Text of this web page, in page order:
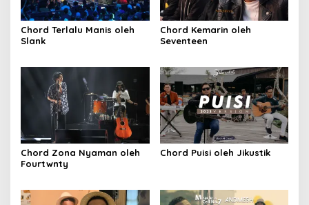
Chord Terlalu Manis oleh
Slank
Chord Kemarin oleh
Seventeen
Chord Zona Nyaman oleh
Fourtwnty
Chord Puisi oleh Jikustik